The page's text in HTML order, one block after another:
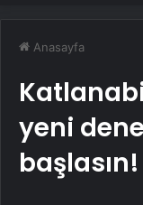
Anasayfa
yeni
başlasın!